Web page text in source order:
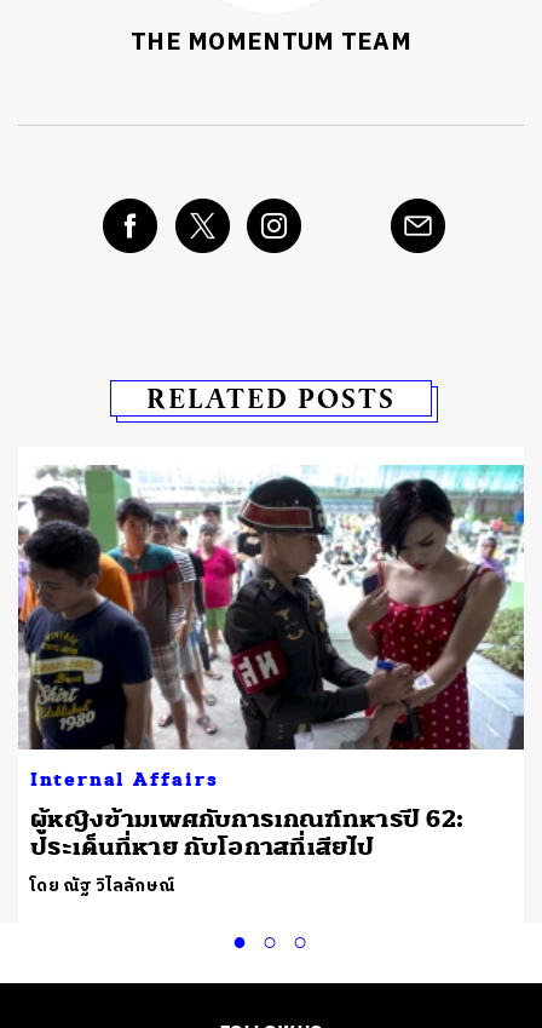
THE MOMENTUM TEAM
RELATED POSTS
Internal Affairs
ผู้หญิงข้ามเพศกับการเกณฑ์ทหารปี 62:
ประเด็นที่หาย กับโอกาสที่เสียไป
โดย ณัฐ วิไลลักษณ์